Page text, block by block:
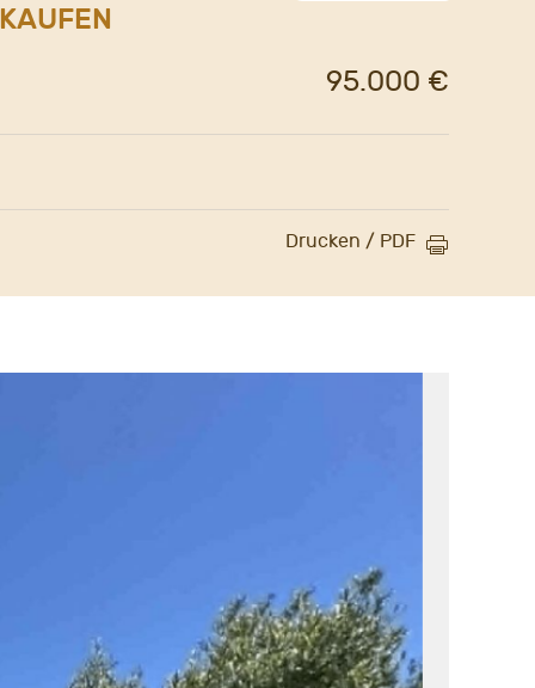
95.000 €
Drucken / PDF